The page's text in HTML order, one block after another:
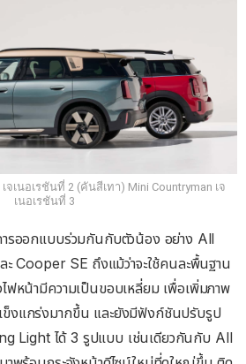
จเนอเรชันที่ 2 (คันสีเทา) Mini Countryman เจ
เนอเรชันที่ 3
รออกแบบร่วมกันกับตัวน้อง อย่าง All
Cooper SE ถึงแม้ว่าจะใช้คนละพื้นฐาน
ฟหน้ามีความเป็นขอบเหลี่ยม เพื่อเพิ่มภาพ
งแกร่งมากขึ้น และยังมีฟังก์ชันปรับรูป
Light ได้ 3 รูปแบบ เช่นเดียวกันกับ All